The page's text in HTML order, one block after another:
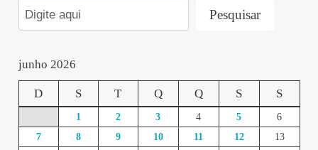
Pesquisar
junho 2026
D S T Q Q S S
1 2 3 4 5
6
7
8 9 10 11 12
13